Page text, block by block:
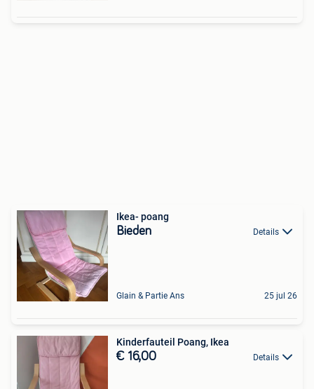
Ikea- poang
Bieden Details
Glain & Partie Ans 25 jul 26
Kinderfauteil Poang, Ikea
€ 16,00 Details